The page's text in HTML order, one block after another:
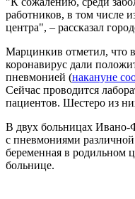
работников, в том числе
центра", – рассказал
Марцинкив отметил, что
коронавирус дали
пневмонией (накануне
Сейчас проводится
пациентов. Шестеро из
В двух больницах Ивано-
с пневмониями
беременная в родильном
больнице.